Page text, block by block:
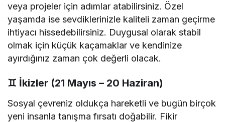
veya projeler için adımlar atabilirsiniz. Özel
yaşamda ise sevdiklerinizle kaliteli zaman geçirme
ihtiyacı hissedebilirsiniz. Duygusal olarak stabil
olmak için küçük kaçamaklar ve kendinize
ayırdığınız zaman çok değerli olacak.
♊ İkizler (21 Mayıs – 20 Haziran)
Sosyal çevreniz oldukça hareketli ve bugün birçok
yeni insanla tanışma fırsatı doğabilir. Fikir